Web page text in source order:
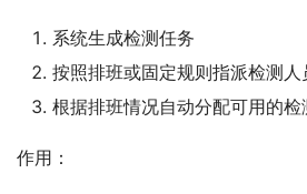
系统生成检测任务
按照排班或固定规则指派检测人
根据排班情况自动分配可用的检
作用：